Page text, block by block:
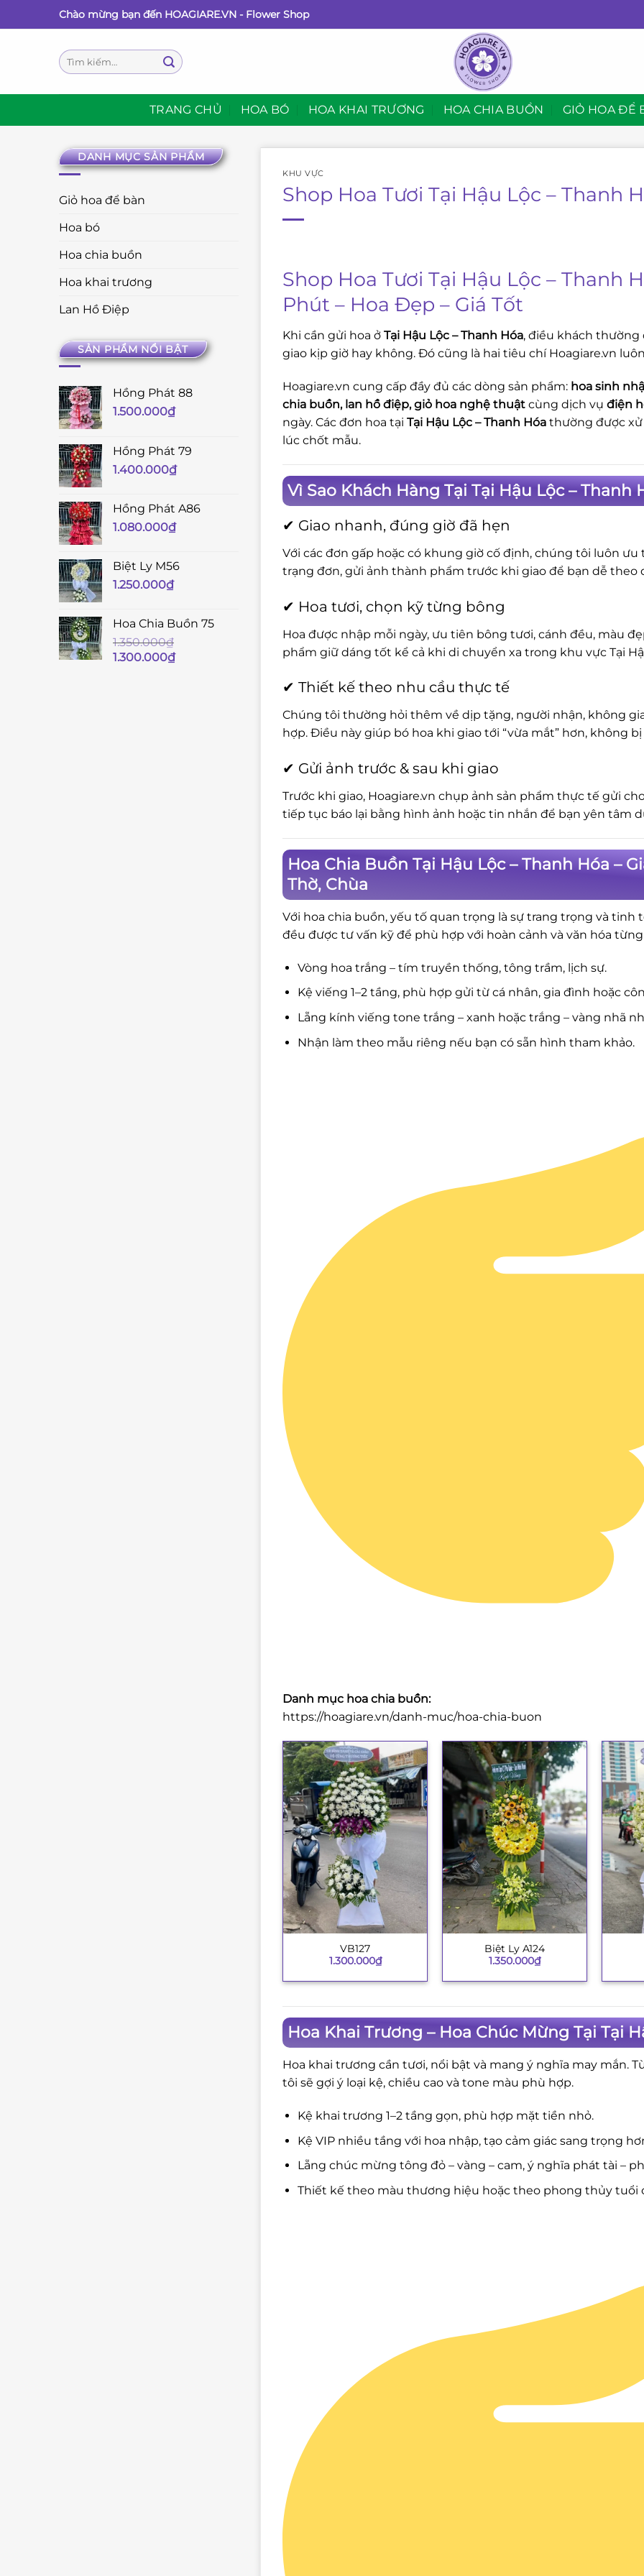
qua
Chào mừng bạn đến HOAGIARE.VN - Flower Shop
Tìm
kiếm:
TRANG CHỦ HOA BÓ HOA KHAI TRƯƠNG HOA CHIA BUỒN GIỎ HOA ĐỂ
DANH MỤC SẢN PHẨM
Giỏ hoa để bàn
Hoa bó
Hoa chia buồn
Hoa khai trương
Lan Hồ Điệp
SẢN PHẨM NỔI BẬT
Hồng Phát 88
1.500.000₫
Hồng Phát 79
1.400.000₫
Hồng Phát A86
1.080.000₫
Biệt Ly M56
1.250.000₫
Hoa Chia Buồn 75
1.350.000₫
Giá
1.300.000₫Giá
KHU VỰC
Shop Hoa Tươi Tại Hậu Lộc – Thanh
Shop Hoa Tươi Tại Hậu Lộc – Thanh
Phút – Hoa Đẹp – Giá Tốt
Khi cần gửi hoa ở Tại Hậu Lộc – Thanh Hóa, điều khách thường
giao kịp giờ hay không. Đó cũng là hai tiêu chí Hoagiare.vn
Hoagiare.vn cung cấp đầy đủ các dòng sản phẩm: hoa sinh
chia buồn, lan hồ điệp, giỏ hoa nghệ thuật cùng dịch vụ điện
ngày. Các đơn hoa tại Tại Hậu Lộc – Thanh Hóa thường được xử
lúc chốt mẫu.
Vì Sao Khách Hàng Tại Tại Hậu Lộc – Thanh
✔ Giao nhanh, đúng giờ đã hẹn
Với các đơn gấp hoặc có khung giờ cố định, chúng tôi luôn
trạng đơn, gửi ảnh thành phẩm trước khi giao để bạn dễ theo
✔ Hoa tươi, chọn kỹ từng bông
Hoa được nhập mỗi ngày, ưu tiên bông tươi, cánh đều, màu
phẩm giữ dáng tốt kể cả khi di chuyển xa trong khu vực Tại
✔ Thiết kế theo nhu cầu thực tế
Chúng tôi thường hỏi thêm về dịp tặng, người nhận, không
hợp. Điều này giúp bó hoa khi giao tới “vừa mắt” hơn, không
✔ Gửi ảnh trước & sau khi giao
Trước khi giao, Hoagiare.vn chụp ảnh sản phẩm thực tế gửi
tiếp tục báo lại bằng hình ảnh hoặc tin nhắn để bạn yên tâm
Hoa Chia Buồn Tại Hậu Lộc – Thanh Hóa –
Thờ, Chùa
Với hoa chia buồn, yếu tố quan trọng là sự trang trọng và tinh
đều được tư vấn kỹ để phù hợp với hoàn cảnh và văn hóa
Vòng hoa trắng – tím truyền thống, tông trầm, lịch sự.
Kệ viếng 1–2 tầng, phù hợp gửi từ cá nhân, gia đình hoặc
Lẵng kính viếng tone trắng – xanh hoặc trắng – vàng nhã
Nhận làm theo mẫu riêng nếu bạn có sẵn hình tham khảo.
Danh mục hoa chia buồn:
https://hoagiare.vn/danh-muc/hoa-chia-buon
VB127
1.300.000₫
Biệt Ly A124
1.350.000₫
Hoa Khai Trương – Hoa Chúc Mừng Tại Tại
Hoa khai trương cần tươi, nổi bật và mang ý nghĩa may mắn.
tôi sẽ gợi ý loại kệ, chiều cao và tone màu phù hợp.
Kệ khai trương 1–2 tầng gọn, phù hợp mặt tiền nhỏ.
Kệ VIP nhiều tầng với hoa nhập, tạo cảm giác sang trọng
Lẵng chúc mừng tông đỏ – vàng – cam, ý nghĩa phát tài –
Thiết kế theo màu thương hiệu hoặc theo phong thủy tuổi